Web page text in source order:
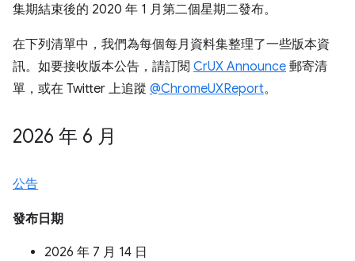
集期結束後的 2020 年 1 月第二個星期二發布。
在下列清單中，我們為每個每月資料集整理了一些版本資
訊。如要接收版本公告，請訂閱 CrUX Announce 郵寄清
單，或在 Twitter 上追蹤 @ChromeUXReport。
2026 年 6 月
公告
發布日期
2026 年 7 月 14 日